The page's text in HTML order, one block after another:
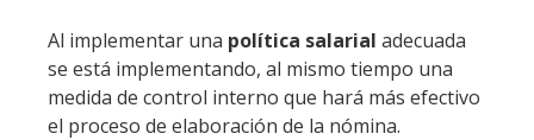
Al implementar una política salarial adecuada
se está implementando, al mismo tiempo una
medida de control interno que hará más efectivo
el proceso de elaboración de la nómina.